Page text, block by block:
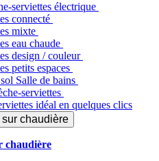
serviettes électrique
connecté
mixte
eau chaude
design / couleur
petits espaces
Salle de bains
serviettes
idéal en quelques clics
chaudière
chaudière